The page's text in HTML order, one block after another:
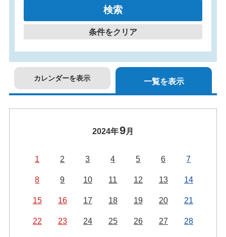
条件をクリア
カレンダーを表示 一覧を表示
2024年9月
1 2 3 4 5 6 7
8 9 10 11 12 13 14
15 16 17 18 19 20 21
22 23 24 25 26 27 28